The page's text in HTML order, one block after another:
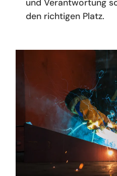
und Verantwortung
den richtigen Platz.